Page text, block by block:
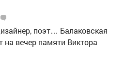
поэт… Балаковская
на вечер памяти Виктора